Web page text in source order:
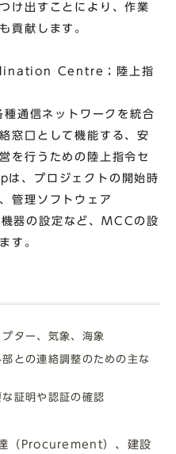
け出すことにより、作業
貢献します。
Centre；陸上指
通信ネットワークを統合
窓口として機能する、安
を行うための陸上指令セ
、プロジェクトの開始時
管理ソフトウェア
器の設定など、MCCの設
す。
ター、気象、海象
との連絡調整のための主な
証明や認証の確認
（Procurement）、建設